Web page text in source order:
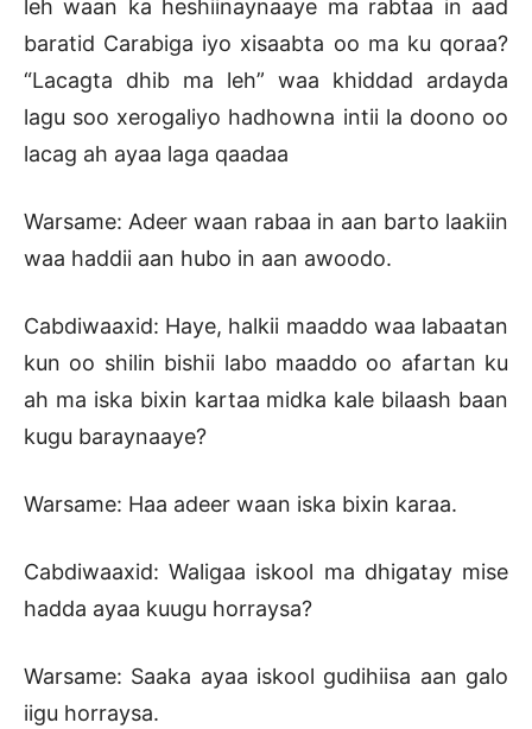
leh waan ka heshiinaynaaye ma rabtaa in aad
baratid Carabiga iyo xisaabta oo ma ku qoraa?
“Lacagta dhib ma leh” waa khiddad ardayda
lagu soo xerogaliyo hadhowna intii la doono oo
lacag ah ayaa laga qaadaa
Warsame: Adeer waan rabaa in aan barto laakiin
waa haddii aan hubo in aan awoodo.
Cabdiwaaxid: Haye, halkii maaddo waa labaatan
kun oo shilin bishii labo maaddo oo afartan ku
ah ma iska bixin kartaa midka kale bilaash baan
kugu baraynaaye?
Warsame: Haa adeer waan iska bixin karaa.
Cabdiwaaxid: Waligaa iskool ma dhigatay mise
hadda ayaa kuugu horraysa?
Warsame: Saaka ayaa iskool gudihiisa aan galo
iigu horraysa.